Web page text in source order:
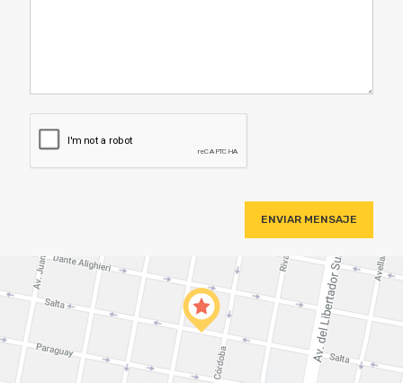
ENVIAR MENSAJE